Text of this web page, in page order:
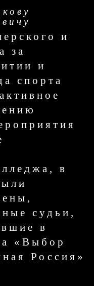
и
за
и
спорта
в
судьи,
в
«Выбор
Россия»